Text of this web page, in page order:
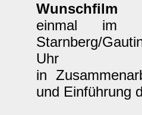
Wunschfilm
einmal im
Starnberg/
Uhr
in
und Einführung